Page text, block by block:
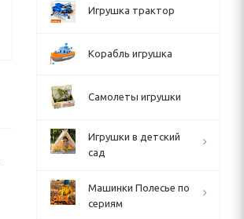
Игрушка трактор
Корабль игрушка
Самолеты игрушки
Игрушки в детский
сад
Машинки Полесье по
сериям